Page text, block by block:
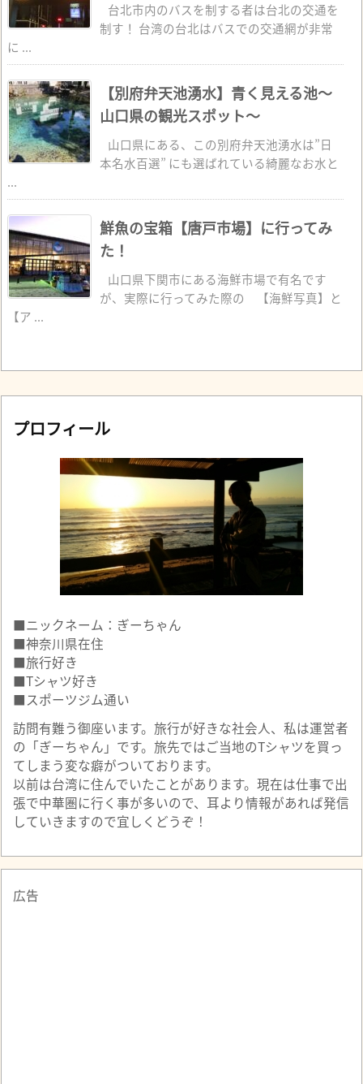
台北市内のバスを制する者は台北の交通を
制す！ 台湾の台北はバスでの交通網が非常
に ...
【別府弁天池湧水】青く見える池～
山口県の観光スポット～
山口県にある、この別府弁天池湧水は”日
本名水百選” にも選ばれている綺麗なお水と
...
鮮魚の宝箱【唐戸市場】に行ってみ
た！
山口県下関市にある海鮮市場で有名です
が、実際に行ってみた際の 【海鮮写真】と
【ア ...
プロフィール
■ニックネーム：ぎーちゃん
■神奈川県在住
■旅行好き
■Tシャツ好き
■スポーツジム通い
訪問有難う御座います。旅行が好きな社会人、私は運営者
の「ぎーちゃん」です。旅先ではご当地のTシャツを買っ
てしまう変な癖がついております。
以前は台湾に住んでいたことがあります。現在は仕事で出
張で中華圏に行く事が多いので、耳より情報があれば発信
していきますので宜しくどうぞ！
広告